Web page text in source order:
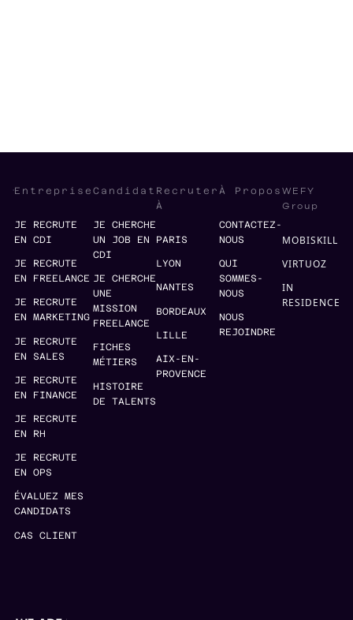
Entreprise
JE RECRUTE
EN CDI
JE RECRUTE
EN FREELANCE
JE RECRUTE
EN MARKETING
JE RECRUTE
EN SALES
JE RECRUTE
EN FINANCE
JE RECRUTE
EN RH
JE RECRUTE
EN OPS
ÉVALUEZ MES
CANDIDATS
CAS CLIENT
Candidat
JE CHERCHE
UN JOB EN
CDI
JE CHERCHE
UNE
MISSION
FREELANCE
FICHES
MÉTIERS
HISTOIRE
DE TALENTS
Recruter
À
PARIS
LYON
NANTES
BORDEAUX
LILLE
AIX-EN-
PROVENCE
À Propos
CONTACTEZ-
NOUS
QUI
SOMMES-
NOUS
NOUS
REJOINDRE
WEFY
Group
MOBISKILL
VIRTUOZ
IN
RESIDENCE